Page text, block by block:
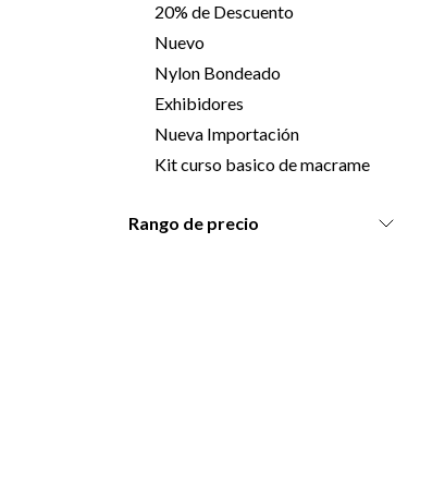
20% de Descuento
Nuevo
Nylon Bondeado
Exhibidores
Nueva Importación
Kit curso basico de macrame
Rango de precio